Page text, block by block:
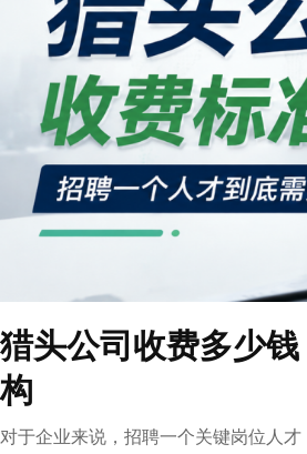
猎头公司收费多少
构
对于企业来说，招聘一个关键岗位人